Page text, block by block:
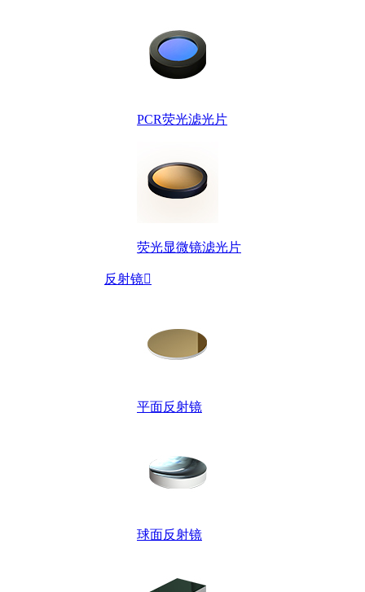
PCR荧光滤光片
荧光显微镜滤光片
反射镜
平面反射镜
球面反射镜